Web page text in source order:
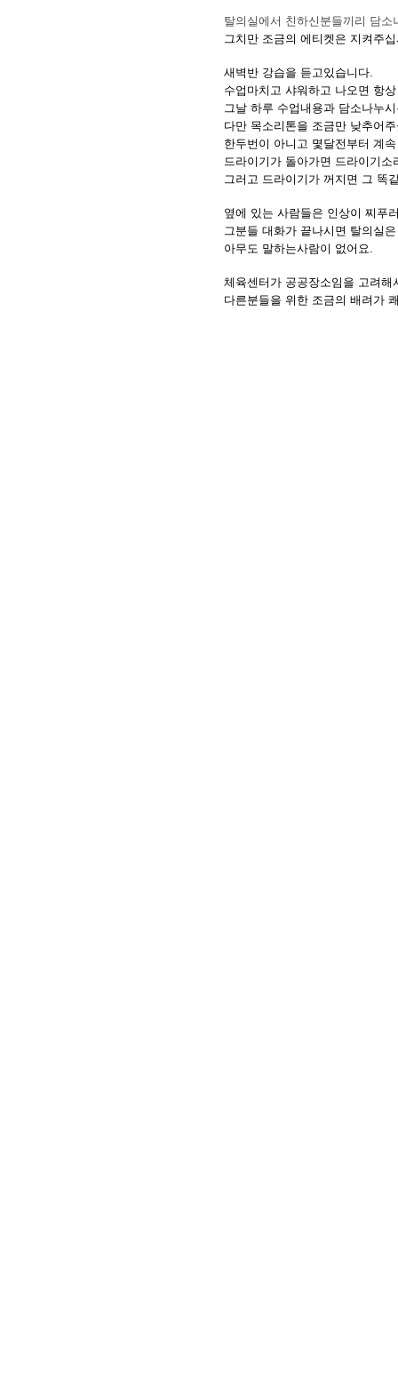
탈의실에서 친하신분들끼리 담
그치만 조금의 에티켓은 지켜주
새벽반 강습을 듣고있습니다.
수업마치고 샤워하고 나오면 항
그날 하루 수업내용과 담소나누
다만 목소리톤을 조금만 낮추어
한두번이 아니고 몇달전부터 계
드라이기가 돌아가면 드라이기
그러고 드라이기가 꺼지면 그 똑
옆에 있는 사람들은 인상이 찌푸
그분들 대화가 끝나시면 탈의실
아무도 말하는사람이 없어요.
체육센터가 공공장소임을 고려해
다른분들을 위한 조금의 배려가